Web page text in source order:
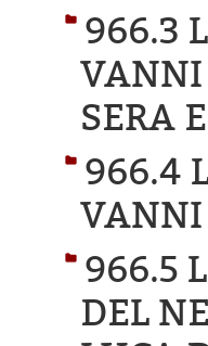
966.3
VANNI
SERA
966.4
VANNI
966.5
DEL